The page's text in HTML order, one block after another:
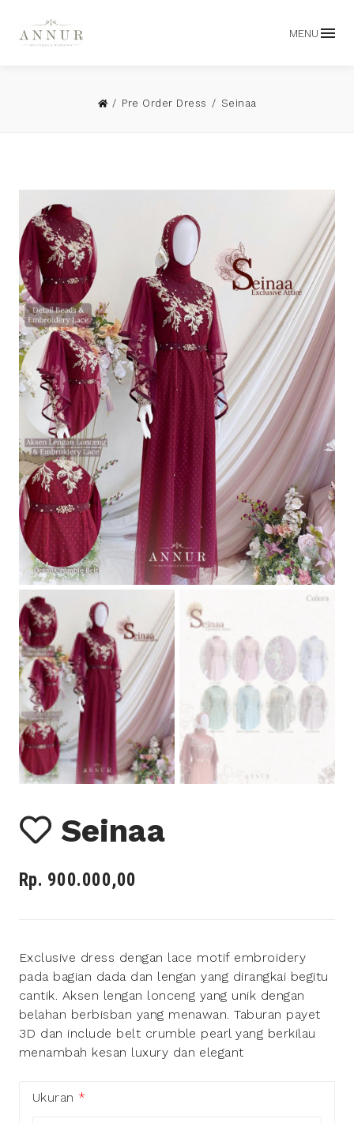
MENU
Pre Order Dress Seinaa
Seinaa
Rp. 900.000,00
Exclusive dress dengan lace motif embroidery
pada bagian dada dan lengan yang dirangkai begitu
cantik. Aksen lengan lonceng yang unik dengan
belahan berbisban yang menawan. Taburan payet
3D dan include belt crumble pearl yang berkilau
menambah kesan luxury dan elegant
Ukuran *